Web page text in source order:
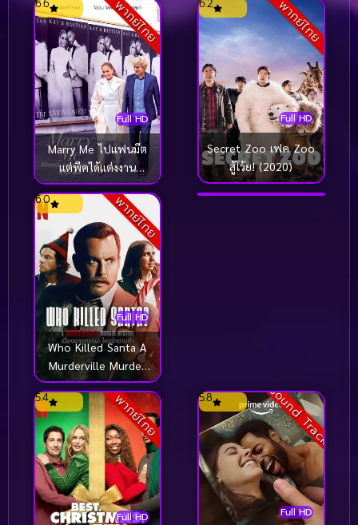
พากย์ไทย
Full HD
6.6
Marry Me ไปแฟนมีต
แต่พีคได้แต่งงาน
(2022)
พากย์ไทย
Full HD
6.2
Secret Zoo เฟค Zoo
สู้โว้ย! (2020)
พากย์ไทย
Full HD
6.0
Who Killed Santa A
Murderville Murder
Mystery ใครฆ่าชานต้า
(2022)
Sound Track
Full HD
7.1
Rosaline (2022)
พากย์ไทย
Full HD
5.4 Sound Track
Full HD
5.8